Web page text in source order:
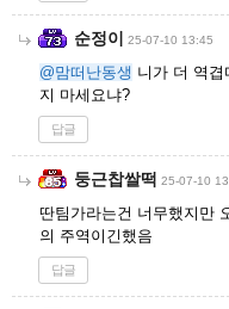
순정이 25-07-10 13:45
@맘떠난동생 니가 더 역
지 마세요냐?
답글
둥근찹쌀떡 25-07-10
딴팀가라는건 너무했지만
의 주역이긴했음
답글